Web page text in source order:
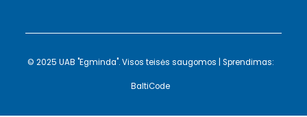
© 2025 UAB "Egminda". Visos teisės saugomos | Sprendimas:
BaltiCode